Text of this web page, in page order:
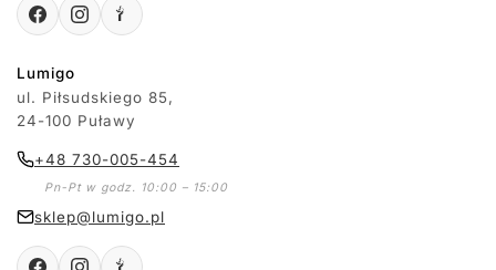
Lumigo
ul. Piłsudskiego 85,
24-100 Puławy
+48 730-005-454
Pn-Pt w godz. 10:00 – 15:00
sklep@lumigo.pl